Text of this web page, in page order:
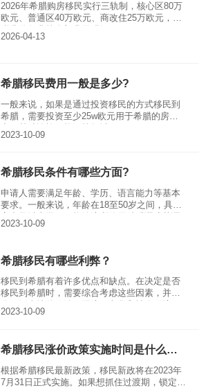
2026年希腊购房移民实行三轨制，核心区80万
欧元、普通区40万欧元、商改住25万欧元，附
2026-04-13
希腊移民费用一般是多少?
一般来说，如果是通过投资移民的方式移民到
希腊，需要投资至少25w欧元用于希腊的房地
2023-10-09
希腊移民条件有哪些方面?
申请人需要满足年龄、学历、语言能力等基本
要求。一般来说，年龄在18至50岁之间，具有
的人都有资格申请希腊移民。
2023-10-09
希腊移民有哪些利弊？
移民到希腊有着许多优点和缺点。在决定是否
移民到希腊时，需要综合考虑这些因素，并充
等。
2023-10-09
希腊移民涨价政策实施时间是什么时候？
根据希腊移民最新政策，移民新政将在2023年
7月31日正式实施。如果想抓住过渡期，锁定旧